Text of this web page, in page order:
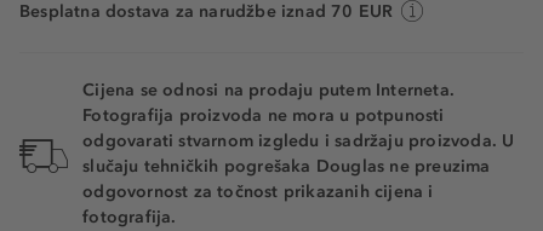
Besplatna dostava za narudžbe iznad 70 EUR
Cijena se odnosi na prodaju putem Interneta.
Fotografija proizvoda ne mora u potpunosti
odgovarati stvarnom izgledu i sadržaju proizvoda. U
slučaju tehničkih pogrešaka Douglas ne preuzima
odgovornost za točnost prikazanih cijena i
fotografija.